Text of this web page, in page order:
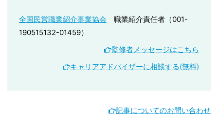
全国民営職業紹介事業協会 職業紹介責任者（001-
190515132-01459）
監修者メッセージはこちら
キャリアアドバイザーに相談する(無料)
記事についてのお問い合わせ